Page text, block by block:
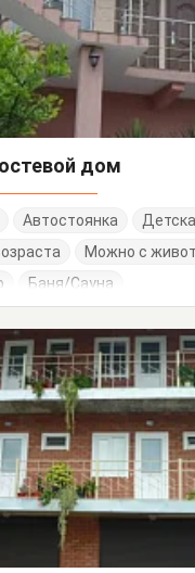
дом
Автостоянка
Можно с
Баня/Сауна